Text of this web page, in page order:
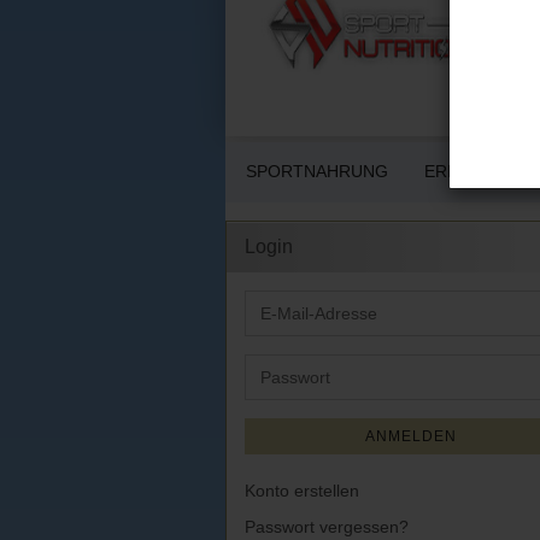
SPORTNAHRUNG ERNÄHRUNG
Login
E-
Passwort
ANMELDEN
Konto erstellen
Passwort vergessen?